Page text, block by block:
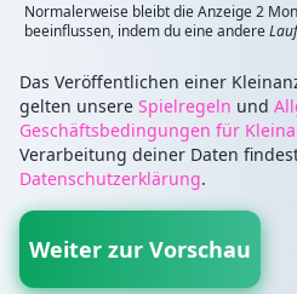
Normalerweise bleibt die Anzeige 2
beeinflussen, indem du eine andere
Das Veröffentlichen einer
gelten unsere Spielregeln und
Geschäftsbedingungen für
Verarbeitung deiner Daten
Datenschutzerklärung.